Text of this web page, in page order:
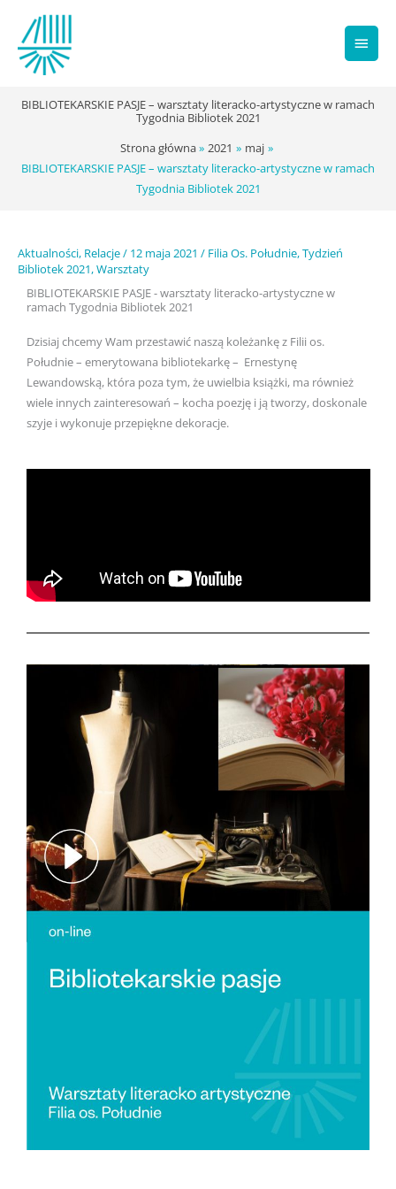
treści
BIBLIOTEKARSKIE PASJE – warsztaty literacko-artystyczne w ramach
Tygodnia Bibliotek 2021
Strona główna
2021
maj
BIBLIOTEKARSKIE PASJE – warsztaty literacko-artystyczne w ramach
Tygodnia Bibliotek 2021
Aktualności, Relacje/ 12 maja 2021 / Filia Os. Południe,Tydzień
Bibliotek 2021,Warsztaty
BIBLIOTEKARSKIE PASJE - warsztaty literacko-artystyczne w
ramach Tygodnia Bibliotek 2021
Dzisiaj chcemy Wam przestawić naszą koleżankę z Filii os.
Południe – emerytowana bibliotekarkę – Ernestynę
Lewandowską, która poza tym, że uwielbia książki, ma również
wiele innych zainteresowań – kocha poezję i ją tworzy, doskonale
szyje i wykonuje przepiękne dekoracje.